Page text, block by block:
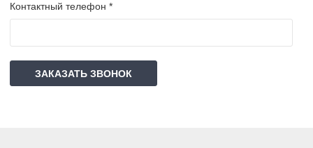
Контактный телефон *
ЗАКАЗАТЬ ЗВОНОК